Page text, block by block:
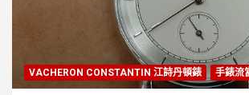
VACHERON CONSTANTIN 江詩丹頓錶 手錶流